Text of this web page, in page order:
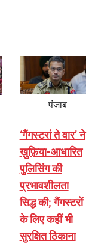
पंजाब
‘गैंगस्टरां ते वार’ ने
ख़ुफ़िया-आधारित
पुलिसिंग की
प्रभावशीलता
सिद्ध की; गैंगस्टरों
के लिए कहीं भी
सुरक्षित ठिकाना